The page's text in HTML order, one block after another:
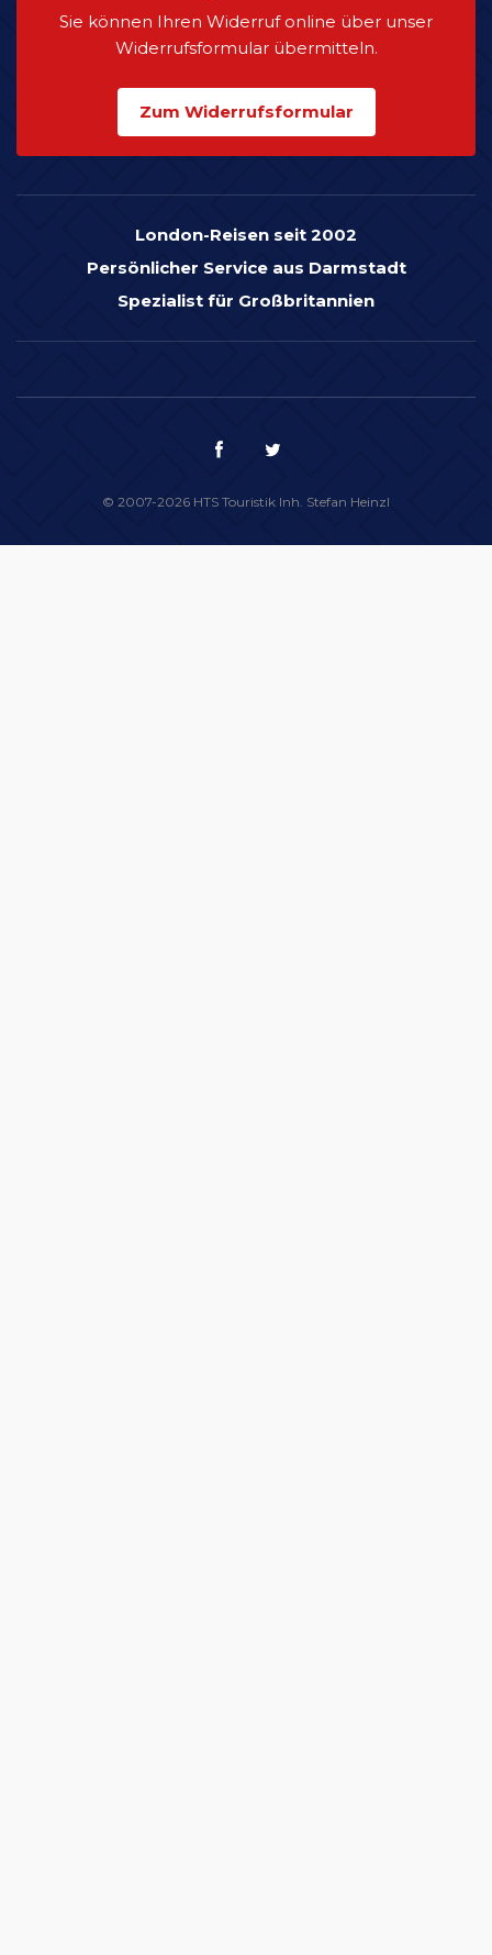
Sie können Ihren Widerruf online über unser
Widerrufsformular übermitteln.
Zum Widerrufsformular
London-Reisen seit 2002
Persönlicher Service aus Darmstadt
Spezialist für Großbritannien
© 2007-2026 HTS Touristik Inh. Stefan Heinzl